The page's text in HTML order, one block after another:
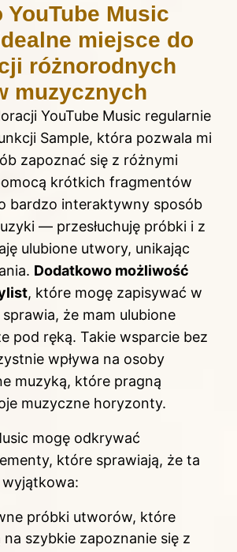
YouTube Music
miejsce do
różnorodnych
muzycznych
YouTube Music regularnie
Sample, która pozwala mi
zapoznać się z różnymi
krótkich fragmentów
bardzo interaktywny sposób
— przesłuchuję próbki i z
ulubione utwory, unikając
Dodatkowo możliwość
, które mogę zapisywać w
że mam ulubione
pod ręką. Takie wsparcie bez
wpływa na osoby
muzyką, które pragną
muzyczne horyzonty.
mogę odkrywać
które sprawiają, że ta
próbki utworów, które
na szybkie zapoznanie się z